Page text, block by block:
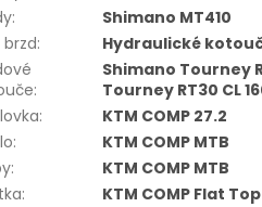
:
Shimano MT410
brzd:
Hydraulické
:
Shimano Tourney
Tourney RT30 CL
:
KTM COMP 27.2
:
KTM COMP MTB
:
KTM COMP MTB
:
KTM COMP Flat